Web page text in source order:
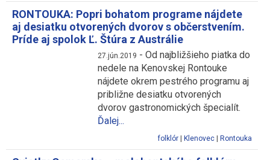
RONTOUKA: Popri bohatom programe nájdete
aj desiatku otvorených dvorov s občerstvením.
Príde aj spolok Ľ. Štúra z Austrálie
27.jún.2019 - Od najbližšieho piatka do
nedele na Kenovskej Rontouke
nájdete okrem pestrého programu aj
približne desiatku otvorených
dvorov gastronomických špecialít.
Ďalej...
folklór Klenovec Rontouka